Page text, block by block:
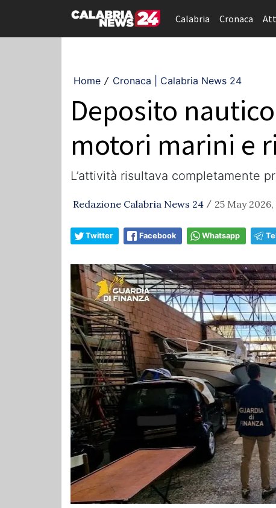
Calabria Cronaca
Home / Cronaca | Calabria News 24
Deposito
motori marini e
L’attività risultava completamente
Redazione Calabria News 24 / 25 May
Twitter Facebook Whatsapp